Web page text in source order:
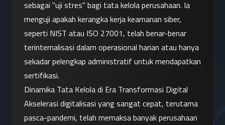
sebagai "uji stres" bagi tata kelola perusahaan. Ia
menguji apakah kerangka kerja keamanan siber,
seperti NIST atau ISO 27001, telah benar-benar
terinternalisasi dalam operasional harian atau hanya
sekadar pelengkap administratif untuk mendapatkan
sertifikasi.
Dinamika Tata Kelola di Era Transformasi Digital
Akselerasi digitalisasi yang sangat cepat, terutama
pasca-pandemi, telah memaksa banyak perusahaan